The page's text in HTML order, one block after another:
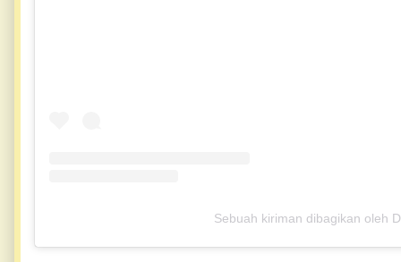
Sebuah kiriman dibagikan oleh